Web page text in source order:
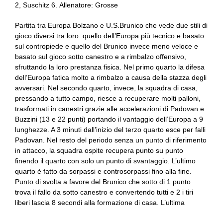
2, Suschitz 6. Allenatore: Grosse
Partita tra Europa Bolzano e U.S.Brunico che vede due stili di
gioco diversi tra loro: quello dell’Europa più tecnico e basato
sul contropiede e quello del Brunico invece meno veloce e
basato sul gioco sotto canestro e a rimbalzo offensivo,
sfruttando la loro prestanza fisica. Nel primo quarto la difesa
dell’Europa fatica molto a rimbalzo a causa della stazza degli
avversari. Nel secondo quarto, invece, la squadra di casa,
pressando a tutto campo, riesce a recuperare molti palloni,
trasformati in canestri grazie alle accelerazioni di Padovan e
Buzzini (13 e 22 punti) portando il vantaggio dell’Europa a 9
lunghezze. A 3 minuti dall’inizio del terzo quarto esce per falli
Padovan. Nel resto del periodo senza un punto di riferimento
in attacco, la squadra ospite recupera punto su punto
finendo il quarto con solo un punto di svantaggio. L’ultimo
quarto è fatto da sorpassi e controsorpassi fino alla fine.
Punto di svolta a favore del Brunico che sotto di 1 punto
trova il fallo da sotto canestro e convertendo tutti e 2 i tiri
liberi lascia 8 secondi alla formazione di casa. L’ultima